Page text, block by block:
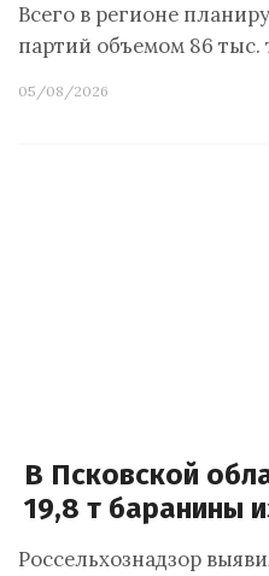
Всего в регионе
партий объемом 86 тыс.
05/08/2026
В Псковской
19,8 т баранины
Россельхознадзор